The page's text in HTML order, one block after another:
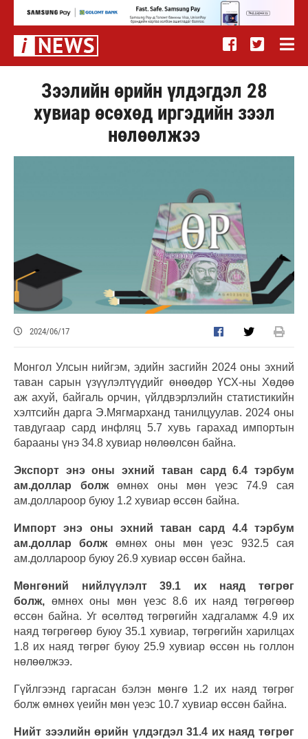
Зээлийн өрийн үлдэгдэл 28
хувиар өсөхөд иргэдийн зээл
нөлөөлжээ
2024/06/17
Монгол Улсын нийгэм, эдийн засгийн 2024 оны эхний
таван сарын үзүүлэлтүүдийг өнөөдөр ҮСХ-ны Хөдөө
аж ахуй, байгаль орчин, үйлдвэрлэлийн статистикийн
хэлтсийн дарга Э.Мягмарханд танилцуулав. 2024 оны
тавдугаар сард инфляц 5.7 хувь гарахад импортын
барааны үнэ 34.8 хувиар нөлөөлсөн байна.
Экспорт энэ оны эхний таван сард 6.4 тэрбум
ам.доллар болжөмнөх оны мөн үеэс 74.9 сая
ам.доллароор буюу 1.2 хувиар өссөн байна.
Импорт энэ оны эхний таван сард 4.4 тэрбум
ам.доллар болжөмнөх оны мөн үеэс 932.5 сая
ам.доллароор буюу 26.9 хувиар өссөн байна.
Мөнгөний нийлүүлэлт
39.1 их наяд төгрөг
болж, өмнөх оны мөн үеэс 8.6 их наяд төгрөгөөр
өссөн байна. Уг өсөлтөд төгрөгийн хадгаламж 4.9 их
наяд төгрөгөөр буюу 35.1 хувиар, төгрөгийн харилцах
1.8 их наяд төгрөг буюу 25.9 хувиар өссөн нь голлон
нөлөөлжээ.
Гүйлгээнд гаргасан бэлэн мөнгө 1.2 их наяд төгрөг
болж өмнөх үеийн мөн үеэс 10.7 хувиар өссөн байна.
Нийт зээлийн өрийн үлдэгдэл 31.4 их наяд төгрөг